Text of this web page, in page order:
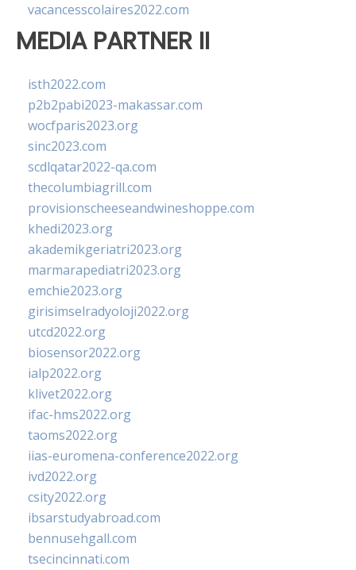
vacancesscolaires2022.com
MEDIA PARTNER II
isth2022.com
p2b2pabi2023-makassar.com
wocfparis2023.org
sinc2023.com
scdlqatar2022-qa.com
thecolumbiagrill.com
provisionscheeseandwineshoppe.com
khedi2023.org
akademikgeriatri2023.org
marmarapediatri2023.org
emchie2023.org
girisimselradyoloji2022.org
utcd2022.org
biosensor2022.org
ialp2022.org
klivet2022.org
ifac-hms2022.org
taoms2022.org
iias-euromena-conference2022.org
ivd2022.org
csity2022.org
ibsarstudyabroad.com
bennusehgall.com
tsecincinnati.com